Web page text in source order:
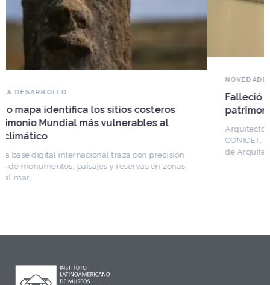
Falleció Ramón Gutiérrez, guardián del
patrimonio iberoamericano
Arquitecto, historiador e Investigador Superior del
CONICET, fundó el CEDODAL e impulsó los Seminarios
de Arquitectura Latinoamericana. Publicó más de